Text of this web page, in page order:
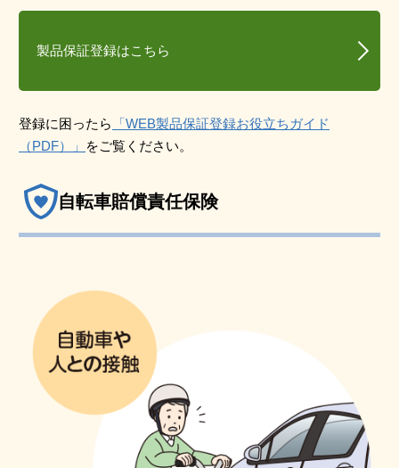
製品保証登録はこちら
登録に困ったら
「WEB製品保証登録お役立ちガイド
（PDF）」
をご覧ください。
自転車賠償責任保険